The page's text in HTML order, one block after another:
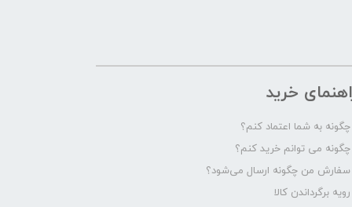
خرید
چگونه به شما اعتماد کنم؟
چگونه می توانم خرید کنم؟
سفارش من چگونه ارسال می‌شود؟
رویه برگرداندن کالا